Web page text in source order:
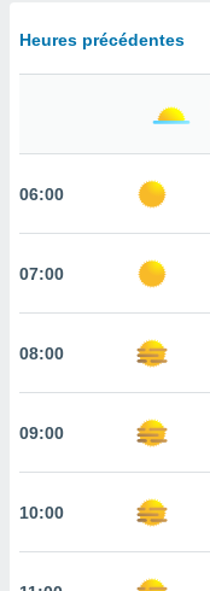
des
par le
de
des
sur
et
ET
Heures précédentes
06:00
07:00
08:00
09:00
10:00